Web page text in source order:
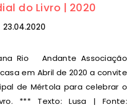
do Livro | 2020
23.04.2020
em Abril de 2020 a convite
de Mértola para celebrar o
*** Texto: Lusa | Fonte: